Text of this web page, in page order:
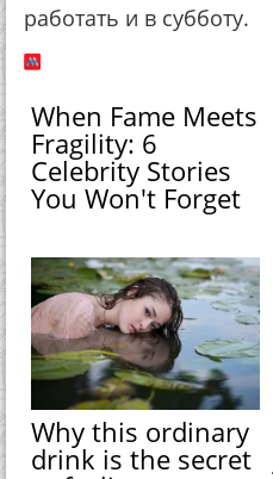
работать и в субботу.
When Fame Meets
Fragility: 6
Celebrity Stories
You Won't Forget
Why this ordinary
drink is the secret